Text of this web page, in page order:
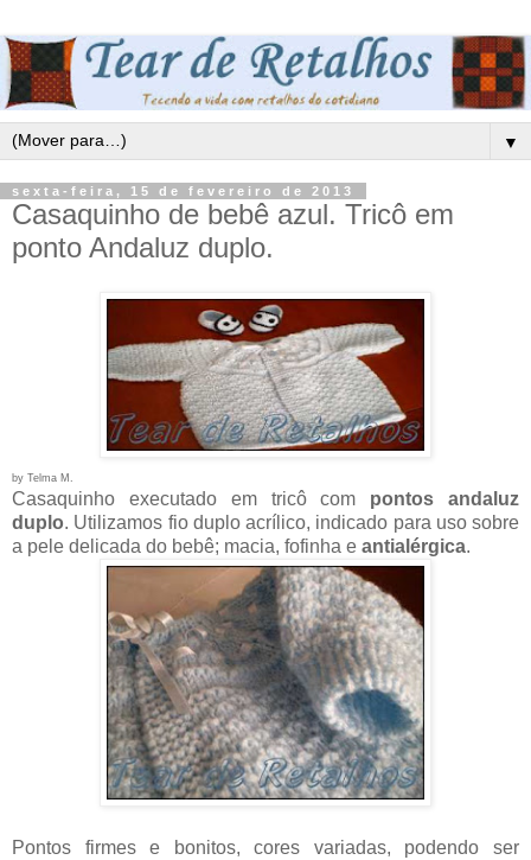
▼
sexta-feira, 15 de fevereiro de 2013
Casaquinho de bebê azul. Tricô em
ponto Andaluz duplo.
by Telma M.
Casaquinho executado em tricô com pontos andaluz
duplo. Utilizamos fio duplo acrílico, indicado para uso sobre
a pele delicada do bebê; macia, fofinha e antialérgica.
Pontos firmes e bonitos, cores variadas, podendo ser